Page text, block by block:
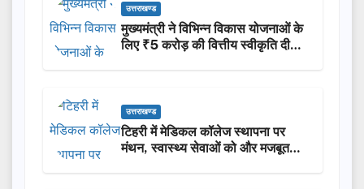
उत्तराखण्ड
मुख्यमंत्री ने विभिन्न विकास योजनाओं के
लिए ₹5 करोड़ की वित्तीय स्वीकृति दी…
उत्तराखण्ड
टिहरी में मेडिकल कॉलेज स्थापना पर
मंथन, स्वास्थ्य सेवाओं को और मजबूत